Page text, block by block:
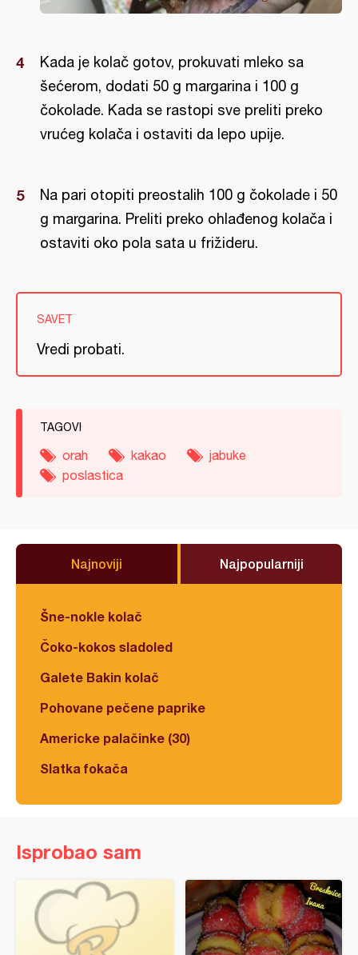
Kada je kolač gotov, prokuvati mleko sa
šećerom, dodati 50 g margarina i 100 g
čokolade. Kada se rastopi sve preliti preko
vrućeg kolača i ostaviti da lepo upije.
Na pari otopiti preostalih 100 g čokolade i 50
g margarina. Preliti preko ohlađenog kolača i
ostaviti oko pola sata u frižideru.
SAVET
Vredi probati.
TAGOVI
orah kakao
jabuke
poslastica
Najnoviji Najpopularniji
Šne-nokle kolač
Čoko-kokos sladoled
Galete Bakin kolač
Pohovane pečene paprike
Americke palačinke (30)
Slatka fokača
Isprobao sam